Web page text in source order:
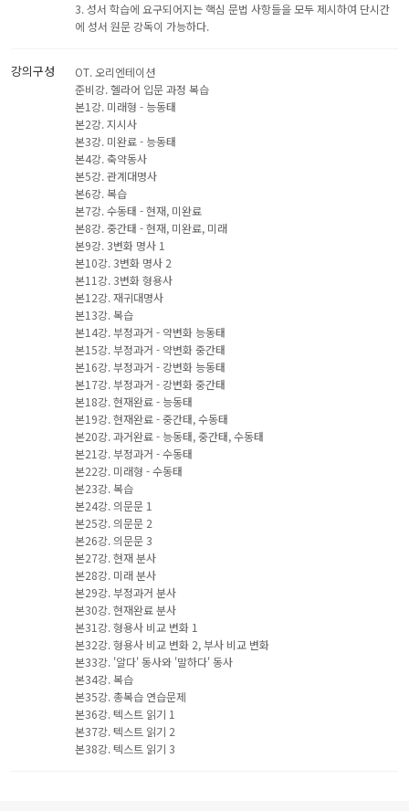
3. 성서 학습에 요구되어지는 핵심 문법 사항들을 모두 제시하여 단시간
에 성서 원문 강독이 가능하다.
강의구성
OT. 오리엔테이션
준비강. 헬라어 입문 과정 복습
본1강. 미래형 - 능동태
본2강. 지시사
본3강. 미완료 - 능동태
본4강. 축약동사
본5강. 관계대명사
본6강. 복습
본7강. 수동태 - 현재, 미완료
본8강. 중간태 - 현재, 미완료, 미래
본9강. 3변화 명사 1
본10강. 3변화 명사 2
본11강. 3변화 형용사
본12강. 재귀대명사
본13강. 복습
본14강. 부정과거 - 약변화 능동태
본15강. 부정과거 - 약변화 중간태
본16강. 부정과거 - 강변화 능동태
본17강. 부정과거 - 강변화 중간태
본18강. 현재완료 - 능동태
본19강. 현재완료 - 중간태, 수동태
본20강. 과거완료 - 능동태, 중간태, 수동태
본21강. 부정과거 - 수동태
본22강. 미래형 - 수동태
본23강. 복습
본24강. 의문문 1
본25강. 의문문 2
본26강. 의문문 3
본27강. 현재 분사
본28강. 미래 분사
본29강. 부정과거 분사
본30강. 현재완료 분사
본31강. 형용사 비교 변화 1
본32강. 형용사 비교 변화 2, 부사 비교 변화
본33강. '알다' 동사와 '말하다' 동사
본34강. 복습
본35강. 총복습 연습문제
본36강. 텍스트 읽기 1
본37강. 텍스트 읽기 2
본38강. 텍스트 읽기 3